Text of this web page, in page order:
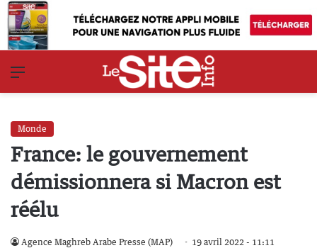
Monde
France: le gouvernement
démissionnera si Macron est
réélu
Agence Maghreb Arabe Presse (MAP) 19 avril 2022 - 11:11